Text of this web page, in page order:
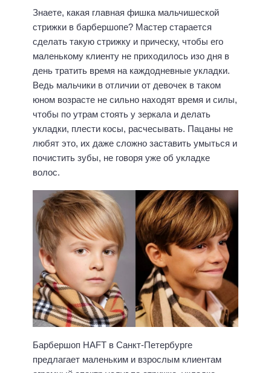
Знаете, какая главная фишка мальчишеской
стрижки в барбершопе? Мастер старается
сделать такую стрижку и прическу, чтобы его
маленькому клиенту не приходилось изо дня в
день тратить время на каждодневные укладки.
Ведь мальчики в отличии от девочек в таком
юном возрасте не сильно находят время и силы,
чтобы по утрам стоять у зеркала и делать
укладки, плести косы, расчесывать. Пацаны не
любят это, их даже сложно заставить умыться и
почистить зубы, не говоря уже об укладке
волос.
Барбершоп HAFT в Санкт-Петербурге
предлагает маленьким и взрослым клиентам